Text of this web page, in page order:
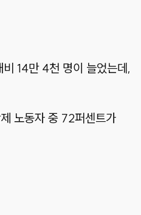
14만 4천 명이 늘었는데,
노동자 중 72퍼센트가